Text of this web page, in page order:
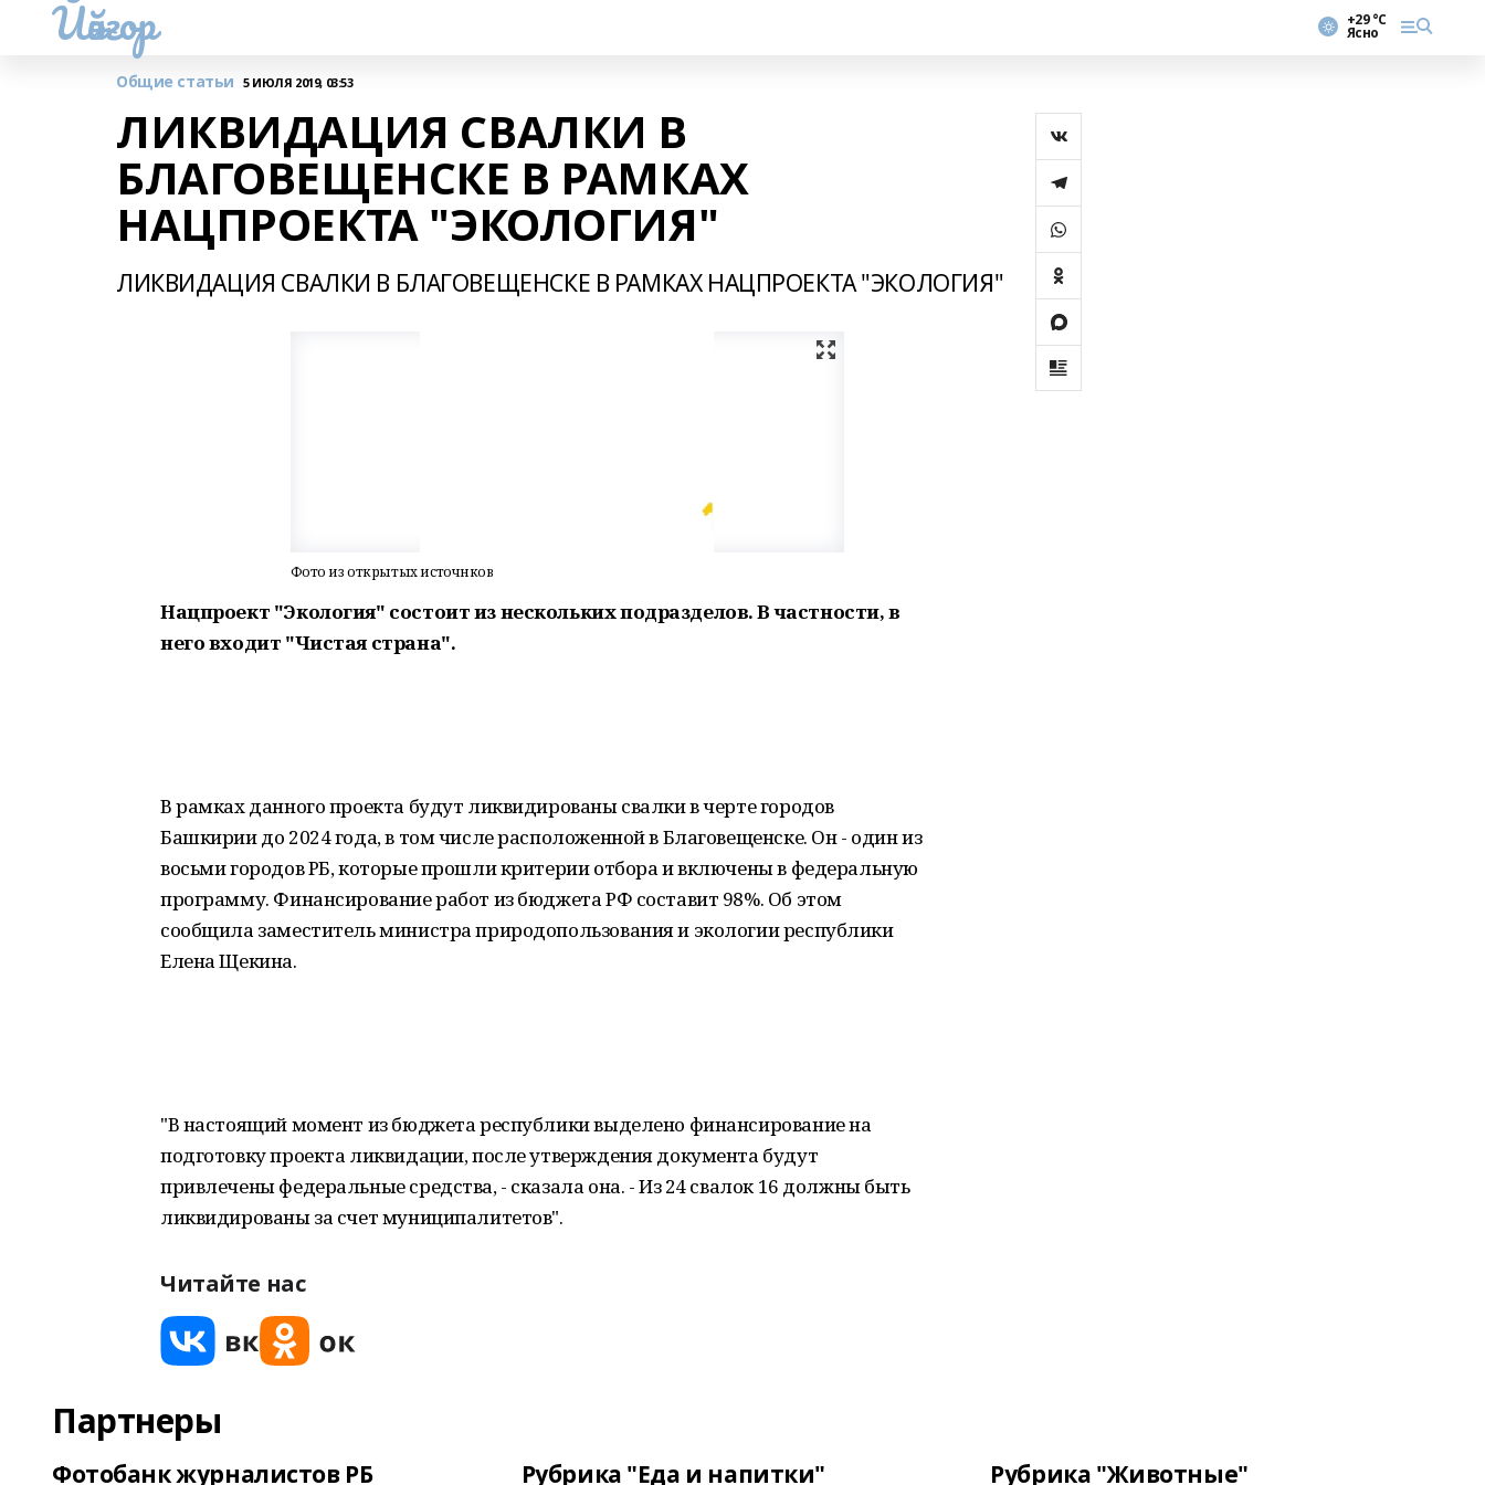
Йәйғор +29 °С
Ясно
Общие статьи 5 ИЮЛЯ 2019, 03:53
ЛИКВИДАЦИЯ СВАЛКИ В
БЛАГОВЕЩЕНСКЕ В РАМКАХ
НАЦПРОЕКТА "ЭКОЛОГИЯ"
ЛИКВИДАЦИЯ СВАЛКИ В БЛАГОВЕЩЕНСКЕ В РАМКАХ НАЦПРОЕКТА "ЭКОЛОГИЯ"
Фото из открытых источнков
Нацпроект "Экология" состоит из нескольких подразделов. В частности, в
него входит "Чистая страна".
В рамках данного проекта будут ликвидированы свалки в черте городов
Башкирии до 2024 года, в том числе расположенной в Благовещенске. Он - один из
восьми городов РБ, которые прошли критерии отбора и включены в федеральную
программу. Финансирование работ из бюджета РФ составит 98%. Об этом
сообщила заместитель министра природопользования и экологии республики
Елена Щекина.
"В настоящий момент из бюджета республики выделено финансирование на
подготовку проекта ликвидации, после утверждения документа будут
привлечены федеральные средства, - сказала она. - Из 24 свалок 16 должны быть
ликвидированы за счет муниципалитетов".
Читайте нас
Партнеры
Фотобанк журналистов РБ Рубрика "Еда и напитки" Рубрика "Животные"